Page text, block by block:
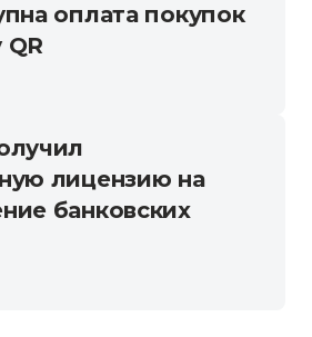
оплата покупок
лицензию на
банковских